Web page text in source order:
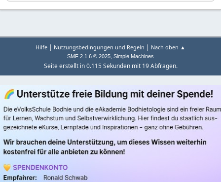
Hilfe | Nutzungsbedingungen und Regeln | Nach oben ▲
SMF 2.1.6 © 2025, Simple Machines
Seite erstellt in 0.115 Sekunden mit 19 Abfragen.